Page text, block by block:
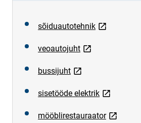
sõiduautotehniklink opens
veoautojuhtlink opens on
bussijuhtlink opens on new
sisetööde elektriklink opens
mööblirestauraatorlink